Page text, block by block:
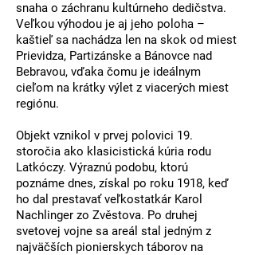
snaha o záchranu kultúrneho dedičstva.
Veľkou výhodou je aj jeho poloha –
kaštieľ sa nachádza len na skok od miest
Prievidza, Partizánske a Bánovce nad
Bebravou, vďaka čomu je ideálnym
cieľom na krátky výlet z viacerých miest
regiónu.
Objekt vznikol v prvej polovici 19.
storočia ako klasicistická kúria rodu
Latkóczy. Výraznú podobu, ktorú
poznáme dnes, získal po roku 1918, keď
ho dal prestavať veľkostatkár Karol
Nachlinger zo Zvěstova. Po druhej
svetovej vojne sa areál stal jedným z
najväčších pionierskych táborov na